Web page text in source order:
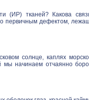
(ИР) тканей? Какова
первичным дефектом,
солнце, каплях
мы начинаем отчаянно